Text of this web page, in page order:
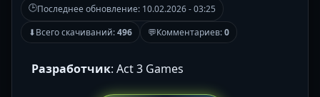
🕒Последнее обновление: 10.02.2026 - 03:25
⬇Всего скачиваний:496 💬Комментариев:0
Разработчик: Act 3 Games